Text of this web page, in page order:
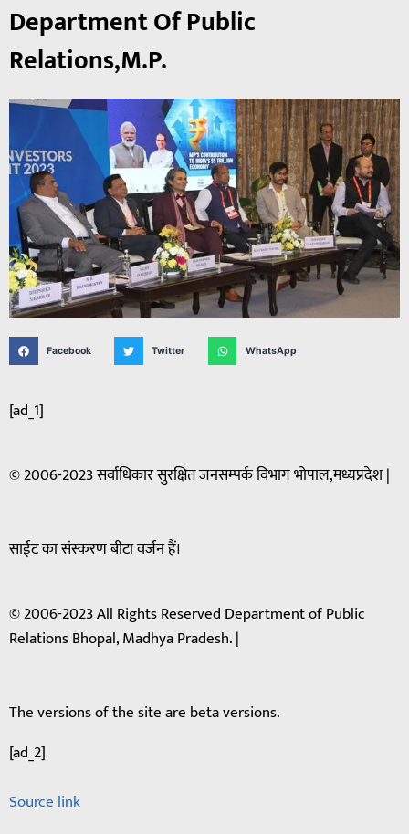
Department Of Public
Relations,M.P.
Facebook Twitter WhatsApp
[ad_1]
© 2006-2023 सर्वाधिकार सुरक्षित जनसम्पर्क विभाग भोपाल,मध्यप्रदेश |
साईट का संस्करण बीटा वर्जन हैं।
© 2006-2023 All Rights Reserved Department of Public
Relations Bhopal, Madhya Pradesh. |
The versions of the site are beta versions.
[ad_2]
Source link